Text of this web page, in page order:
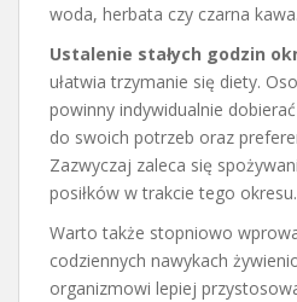
woda, herbata czy czarna kawa.
Ustalenie stałych godzin
ułatwia trzymanie się diety.
powinny indywidualnie
do swoich potrzeb oraz
Zazwyczaj zaleca się
posiłków w trakcie tego okresu.
Warto także stopniowo
codziennych nawykach
organizmowi lepiej